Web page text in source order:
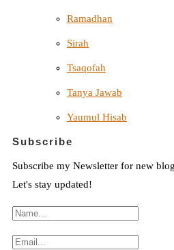
Ramadhan
Sirah
Tsaqofah
Tanya Jawab
Yaumul Hisab
Subscribe
Subscribe my Newsletter for new
Let's stay updated!